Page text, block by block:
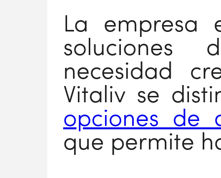
La empresa
soluciones
necesidad
Vitaliv se
opciones de
que permite